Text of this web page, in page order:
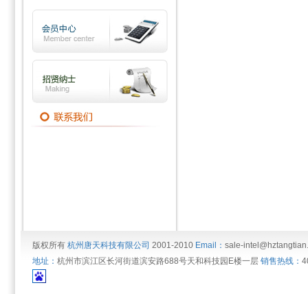
版权所有 杭州唐天科技有限公司 2001-2010 Email： sale-
地址： 杭州市滨江区长河街道滨安路688号天和科技园E楼一层 销售热线：